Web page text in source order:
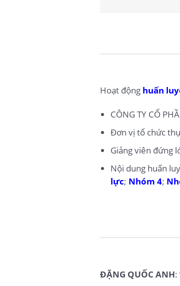
Hoạt động huấn
CÔNG TY CỔ
Đơn vị tổ chức
Giảng viên đứng
Nội dung huấn
lực; Nhóm 4;
ĐẶNG QUỐC ANH: